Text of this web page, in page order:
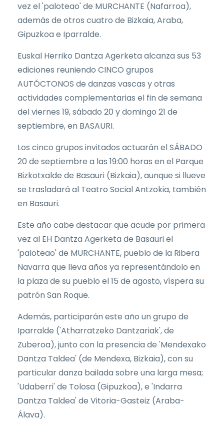
vez el 'paloteao' de MURCHANTE (Nafarroa),
además de otros cuatro de Bizkaia, Araba,
Gipuzkoa e Iparralde.
Euskal Herriko Dantza Agerketa alcanza sus 53
ediciones reuniendo CINCO grupos
AUTÓCTONOS de danzas vascas y otras
actividades complementarias el fin de semana
del viernes 19, sábado 20 y domingo 21 de
septiembre, en BASAURI.
Los cinco grupos invitados actuarán el SÁBADO
20 de septiembre a las 19:00 horas en el Parque
Bizkotxalde de Basauri (Bizkaia), aunque si llueve
se trasladará al Teatro Social Antzokia, también
en Basauri.
Este año cabe destacar que acude por primera
vez al EH Dantza Agerketa de Basauri el
'paloteao' de MURCHANTE, pueblo de la Ribera
Navarra que lleva años ya representándolo en
la plaza de su pueblo el 15 de agosto, víspera su
patrón San Roque.
Además, participarán este año un grupo de
Iparralde ('Atharratzeko Dantzariak', de
Zuberoa), junto con la presencia de 'Mendexako
Dantza Taldea' (de Mendexa, Bizkaia), con su
particular danza bailada sobre una larga mesa;
'Udaberri' de Tolosa (Gipuzkoa), e 'Indarra
Dantza Taldea' de Vitoria-Gasteiz (Araba-
Álava).